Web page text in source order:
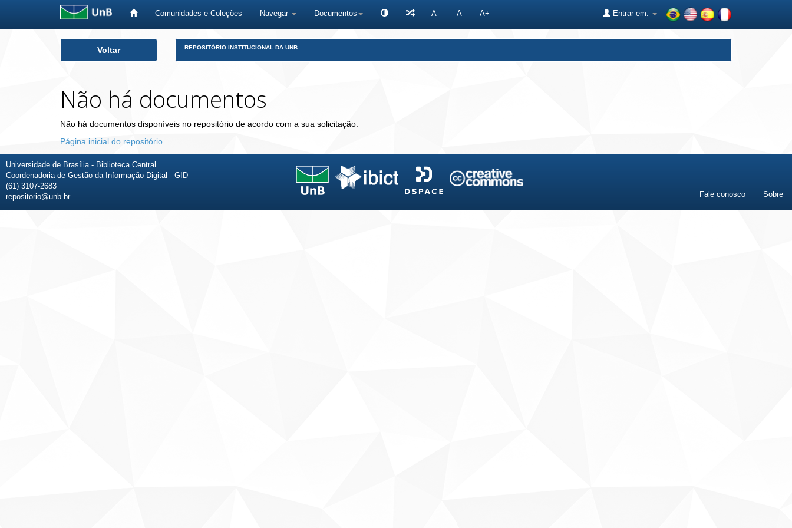
Comunidades e Coleções Navegar Documentos A- A A+ Entrar em:
Voltar REPOSITÓRIO INSTITUCIONAL DA UNB
Não há documentos
Não há documentos disponíveis no repositório de acordo com a sua solicitação.
Página inicial do repositório
Universidade de Brasília - Biblioteca Central
Coordenadoria de Gestão da Informação Digital - GID
(61) 3107-2683
repositorio@unb.br
Fale conosco Sobre